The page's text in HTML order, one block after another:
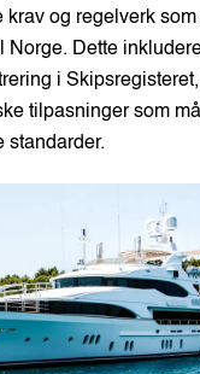
krav og regelverk
Norge. Dette
i
tilpasninger som
standarder.